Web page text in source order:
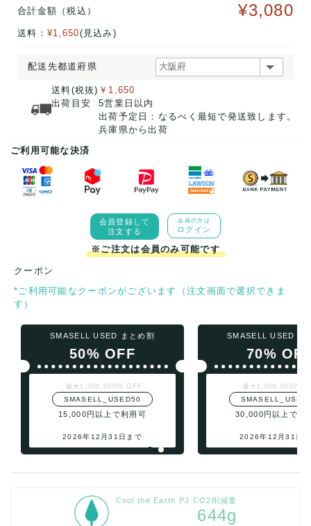
合計金額（税込） ¥3,080
送料： ¥1,650(見込み)
配送先都道府県
送料(税抜)
出荷目安
￥1,650
5営業日以内
出荷予定日：なるべく最短で発送致します。
兵庫県から出荷
ご利用可能な決済
会員登録して
注文する
会員の方は
ログイン
※ご注文は会員のみ可能です
クーポン
*ご利用可能なクーポンがございます（注文画面で選択できま
す）
SMASELL USED まとめ割
50% OFF
最大1,000,000円 OFF
SMASELL_USED50
15,000円以上で利用可
2026年12月31日まで
SMASELL USED ま
70%
最大1,000,000円
30,000円以上で利
2026年12月31日
Cool the Earth PJ CO2削減量
644g